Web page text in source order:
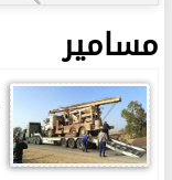
مسامير